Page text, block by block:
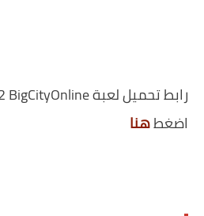
اضغطهنا